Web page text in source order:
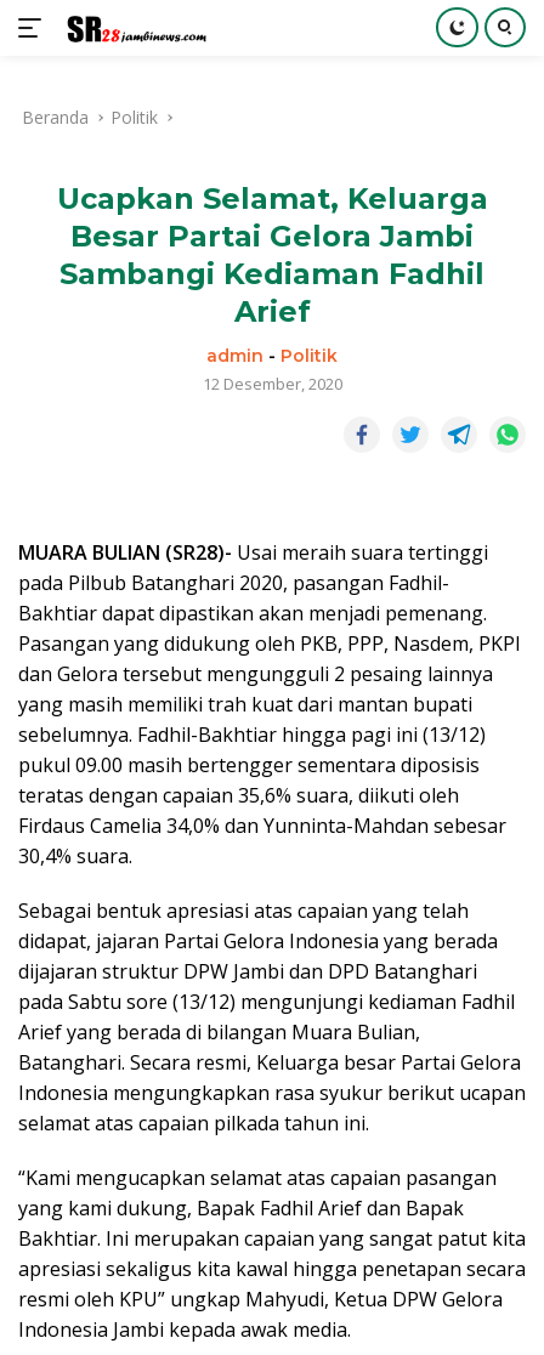
kontenBeranda Politik
Ucapkan Selamat, Keluarga
Besar Partai Gelora Jambi
Sambangi Kediaman Fadhil
Arief
admin - Politik
12 Desember, 2020
MUARA BULIAN (SR28)- Usai meraih suara tertinggi
pada Pilbub Batanghari 2020, pasangan Fadhil-
Bakhtiar dapat dipastikan akan menjadi pemenang.
Pasangan yang didukung oleh PKB, PPP, Nasdem, PKPI
dan Gelora tersebut mengungguli 2 pesaing lainnya
yang masih memiliki trah kuat dari mantan bupati
sebelumnya. Fadhil-Bakhtiar hingga pagi ini (13/12)
pukul 09.00 masih bertengger sementara diposisis
teratas dengan capaian 35,6% suara, diikuti oleh
Firdaus Camelia 34,0% dan Yunninta-Mahdan sebesar
30,4% suara.
Sebagai bentuk apresiasi atas capaian yang telah
didapat, jajaran Partai Gelora Indonesia yang berada
dijajaran struktur DPW Jambi dan DPD Batanghari
pada Sabtu sore (13/12) mengunjungi kediaman Fadhil
Arief yang berada di bilangan Muara Bulian,
Batanghari. Secara resmi, Keluarga besar Partai Gelora
Indonesia mengungkapkan rasa syukur berikut ucapan
selamat atas capaian pilkada tahun ini.
“Kami mengucapkan selamat atas capaian pasangan
yang kami dukung, Bapak Fadhil Arief dan Bapak
Bakhtiar. Ini merupakan capaian yang sangat patut kita
apresiasi sekaligus kita kawal hingga penetapan secara
resmi oleh KPU” ungkap Mahyudi, Ketua DPW Gelora
Indonesia Jambi kepada awak media.